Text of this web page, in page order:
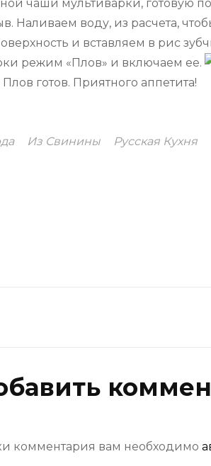
чаши мультиварки, готовую
Наливаем воду, из расчета,
и вставляем в рис
режим «Плов» и включаем ее.
готов. Приятного аппетита!
Из Свинины Русская Кухня
комментария вам необходимо